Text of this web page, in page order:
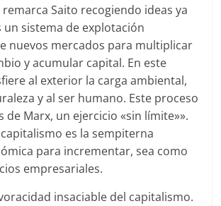
Saito recogiendo ideas ya
un sistema de explotación
nuevos mercados para multiplicar
y acumular capital. En este
al exterior la carga ambiental,
y al ser humano. Este proceso
de Marx, un ejercicio «sin límite»».
es la sempiterna
para incrementar, sea como
empresariales.
insaciable del capitalismo.